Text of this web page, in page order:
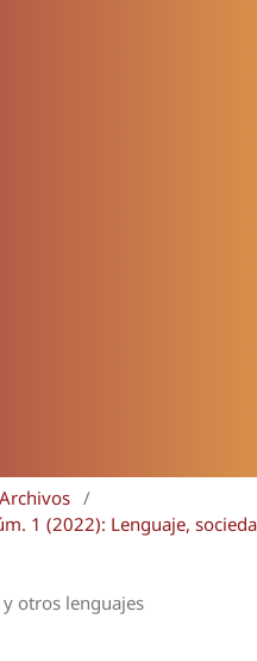
Archivos /
1 (2022): Lenguaje,
otros lenguajes